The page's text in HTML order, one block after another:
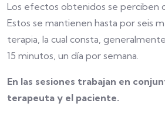
Los efectos obtenidos se perciben
Estos se mantienen hasta por seis
terapia, la cual consta,
15 minutos, un día por semana.
En las sesiones trabajan en
terapeuta y el paciente.